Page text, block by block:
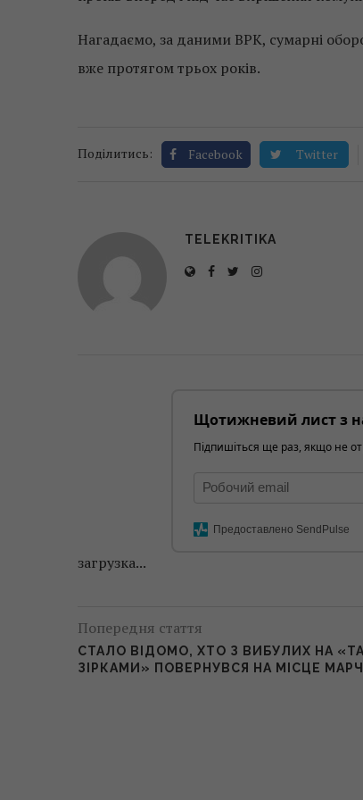
Нагадаємо, за даними ВРК, сумарні
вже протягом трьох років.
Поділитись: Facebook Twitter
TELEKRITIKA
Щотижневий лист з
Підпишіться ще раз, якщо не
Предоставлено SendPulse
загрузка...
Попередня стаття
СТАЛО ВІДОМО, ХТО З ВИБУЛИХ НА
ЗІРКАМИ» ПОВЕРНУВСЯ НА МІСЦЕ